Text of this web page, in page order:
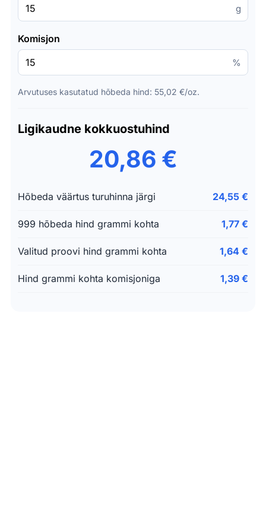
g
Komisjon
%
Arvutuses kasutatud hõbeda hind: 55,02 €/oz.
Ligikaudne kokkuostuhind
20,86 €
Hõbeda väärtus turuhinna järgi 24,55 €
999 hõbeda hind grammi kohta 1,77 €
Valitud proovi hind grammi kohta 1,64 €
Hind grammi kohta komisjoniga 1,39 €